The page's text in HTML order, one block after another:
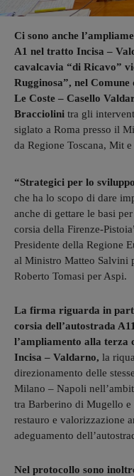
Ci sono anche
A1 nel tratto Incisa –
cavalcavia “di Ricavo”
Rugginosa”, nel
Le Coste – Casello
Bracciolini tra gli
siglato a Roma presso il
da Regione Toscana, Mit
“Strategici per lo
che ha lo scopo di dare
anche di gettare le basi
corsia della Firenze-
Presidente della Regione
al Ministro Matteo Salvini
Roberto Tomasi per Aspi.
La firma riguarda in
corsia dell’autostrada
l’ampliamento alla terza
Incisa – Valdarno, la
direzionamento delle
Milano – Napoli
tra Barberino di Mugello
restauro e valorizzazione
adeguamento
Nel protocollo sono